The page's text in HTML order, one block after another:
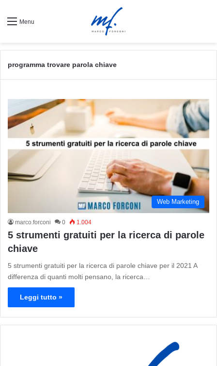
Menu
programma trovare parola chiave
Web Marketing
marco.forconi 0 1.004
5 strumenti gratuiti per la ricerca di parole
chiave
5 strumenti gratuiti per la ricerca di parole chiave per il 2021 A
differenza di quanti molti pensano, la ricerca…
Leggi tutto »